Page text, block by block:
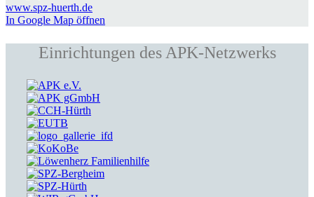
www.spz-huerth.de
In Google Map öffnen
Einrichtungen des APK-Netzwerks